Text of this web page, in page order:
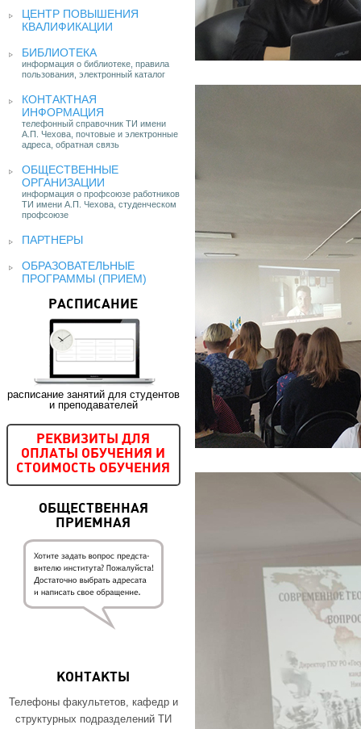
ЦЕНТР ПОВЫШЕНИЯ
КВАЛИФИКАЦИИ
БИБЛИОТЕКА
информация о библиотеке, правила
пользования, электронный каталог
КОНТАКТНАЯ
ИНФОРМАЦИЯ
телефонный справочник ТИ имени
А.П. Чехова, почтовые и электронные
адреса, обратная связь
ОБЩЕСТВЕННЫЕ
ОРГАНИЗАЦИИ
информация о профсоюзе работников
ТИ имени А.П. Чехова, студенческом
профсоюзе
ПАРТНЕРЫ
ОБРАЗОВАТЕЛЬНЫЕ
ПРОГРАММЫ (ПРИЕМ)
РАСПИСАНИЕ
расписание занятий для студентов
и преподавателей
РЕКВИЗИТЫ ДЛЯ
ОПЛАТЫ ОБУЧЕНИЯ И
СТОИМОСТЬ ОБУЧЕНИЯ
ОБЩЕСТВЕННАЯ
ПРИЕМНАЯ
КОНТАКТЫ
Телефоны факультетов, кафедр и
структурных подразделений ТИ